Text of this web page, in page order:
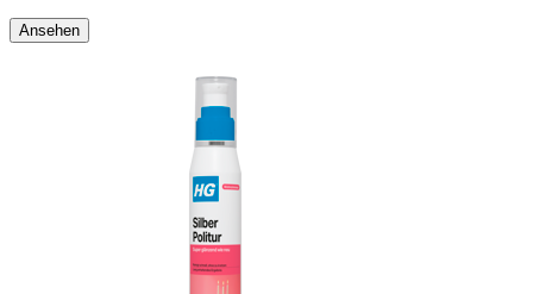
Ansehen